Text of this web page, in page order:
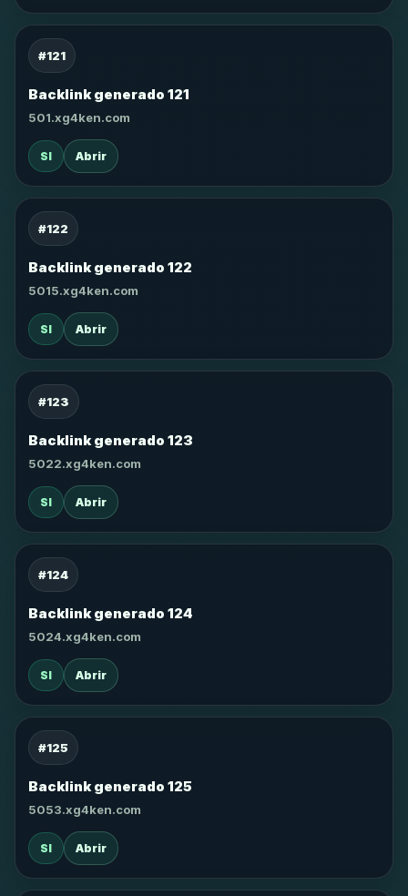
#121
Backlink generado 121
501.xg4ken.com
SI Abrir
#122
Backlink generado 122
5015.xg4ken.com
SI Abrir
#123
Backlink generado 123
5022.xg4ken.com
SI Abrir
#124
Backlink generado 124
5024.xg4ken.com
SI Abrir
#125
Backlink generado 125
5053.xg4ken.com
SI Abrir